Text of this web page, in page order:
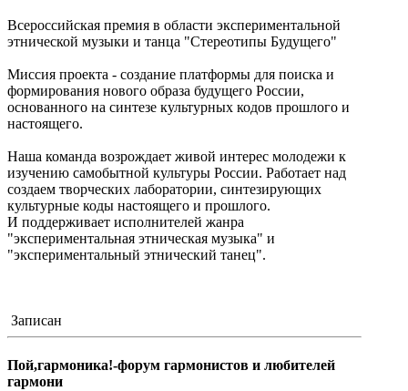
Всероссийская премия в области экспериментальной
этнической музыки и танца "Стереотипы Будущего"
Миссия проекта - создание платформы для поиска и
формирования нового образа будущего России,
основанного на синтезе культурных кодов прошлого и
настоящего.
Наша команда возрождает живой интерес молодежи к
изучению самобытной культуры России. Работает над
создаем творческих лаборатории, синтезирующих
культурные коды настоящего и прошлого.
И поддерживает исполнителей жанра
"экспериментальная этническая музыка" и
"экспериментальный этнический танец".
Записан
Пой,гармоника!-форум гармонистов и любителей
гармони